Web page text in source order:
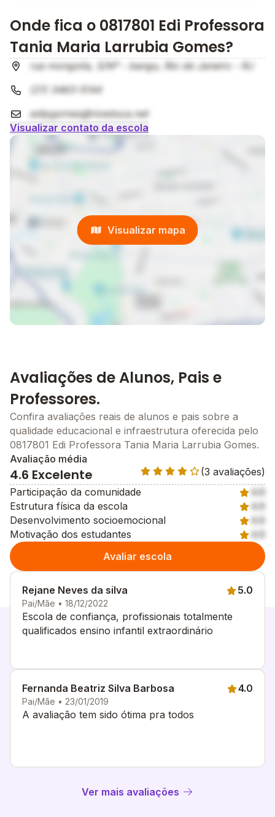
Onde fica o 0817801 Edi Professora
Tania Maria Larrubia Gomes?
rua mongolia, S/Nº - bangu, Rio de Janeiro - RJ
(21) 3463-5144
edipgomes@rioeduca.net
Visualizar contato da escola
Visualizar mapa
Avaliações de Alunos, Pais e
Professores.
Confira avaliações reais de alunos e pais sobre a
qualidade educacional e infraestrutura oferecida pelo
0817801 Edi Professora Tania Maria Larrubia Gomes.
Avaliação média
4.6 Excelente
(3 avaliações)
Participação da comunidade
4.6
Estrutura física da escola
4.6
Desenvolvimento socioemocional
4.6
Motivação dos estudantes
4.6
Avaliar escola
Rejane Neves da silva
Pai/Mãe • 18/12/2022
5.0
Escola de confiança, profissionais totalmente
qualificados ensino infantil extraordinário
Fernanda Beatriz Silva Barbosa
Pai/Mãe • 23/01/2019
4.0
A avaliação tem sido ótima pra todos
Ver mais avaliações